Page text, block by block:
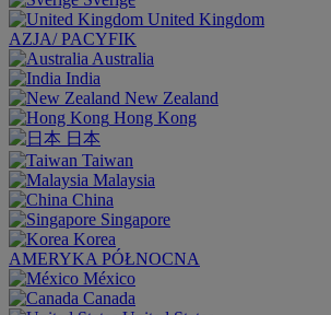
United Kingdom
AZJA/ PACYFIK
Australia
India
New Zealand
Hong Kong
日本
Taiwan
Malaysia
China
Singapore
Korea
AMERYKA PÓŁNOCNA
México
Canada